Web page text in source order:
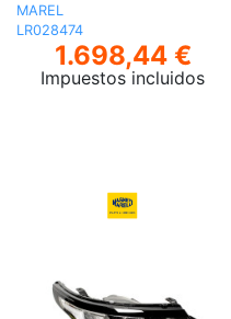
MAREL
LR028474
1.698,44 €
Impuestos incluidos